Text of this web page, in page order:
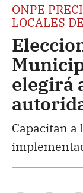
ONPE
LOCALES
elegirá
Capacitan a